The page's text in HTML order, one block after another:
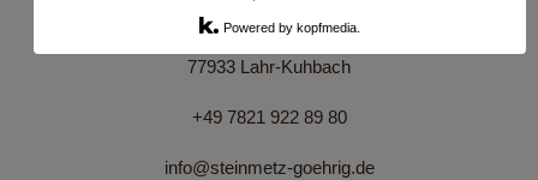
Powered by kopfmedia.
Breitmatten 28/1
77933 Lahr-Kuhbach
+49 7821 922 89 80
info@steinmetz-goehrig.de